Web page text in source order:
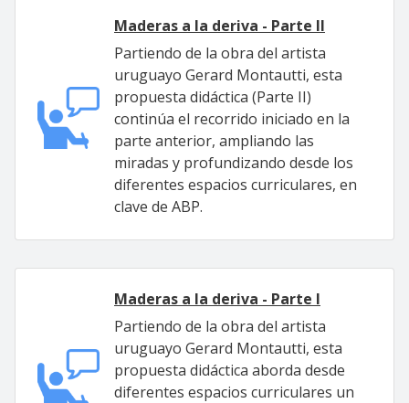
Maderas a la deriva - Parte II
Partiendo de la obra del artista
uruguayo Gerard Montautti, esta
propuesta didáctica (Parte II)
continúa el recorrido iniciado en la
parte anterior, ampliando las
miradas y profundizando desde los
diferentes espacios curriculares, en
clave de ABP.
Maderas a la deriva - Parte I
Partiendo de la obra del artista
uruguayo Gerard Montautti, esta
propuesta didáctica aborda desde
diferentes espacios curriculares un